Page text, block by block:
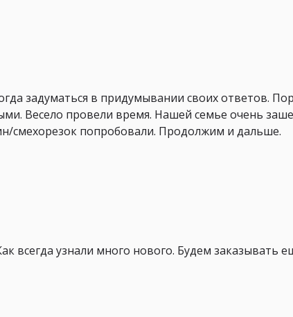
задуматься в придумывании своих ответов.
Весело провели время. Нашей семье очень
смехорезок попробовали. Продолжим и дальше.
всегда узнали много нового. Будем заказывать